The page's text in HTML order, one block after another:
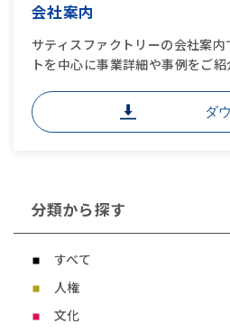
会社案内
サティスファクトリーの会社案
トを中心に事業詳細や事例をご紹
ダ
分類から探す
すべて
人権
文化